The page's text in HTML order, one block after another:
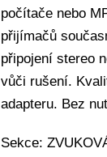
počítače nebo
přijímačů
připojení stereo
vůči rušení.
adapteru. Bez
Sekce: